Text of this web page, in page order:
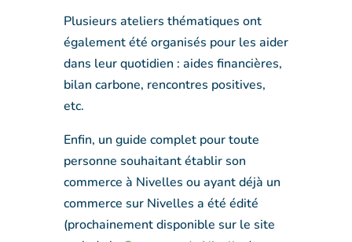
Plusieurs ateliers thématiques ont
également été organisés pour les aider
dans leur quotidien : aides financières,
bilan carbone, rencontres positives,
etc.
Enfin, un guide complet pour toute
personne souhaitant établir son
commerce à Nivelles ou ayant déjà un
commerce sur Nivelles a été édité
(prochainement disponible sur le site